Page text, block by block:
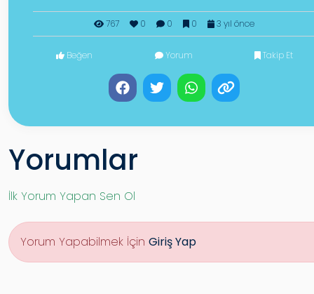
767 0 0 0 3 yıl önce
Beğen Yorum Takip Et
Yorumlar
İlk Yorum Yapan Sen Ol
Yorum Yapabilmek İçin Giriş Yap